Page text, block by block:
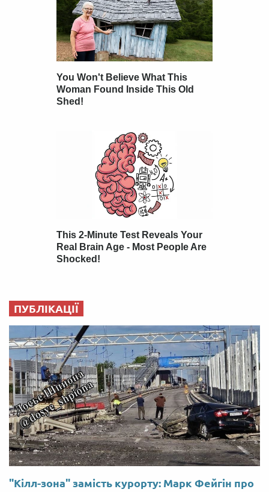
ПУБЛІКАЦІЇ
"Кілл-зона" замість курорту: Марк Фейгін про